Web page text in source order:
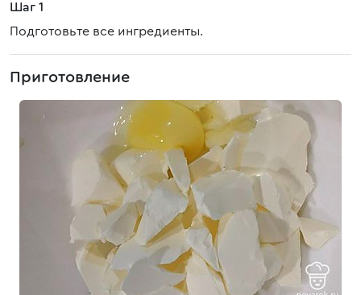
Шаг 1
Подготовьте все ингредиенты.
Приготовление